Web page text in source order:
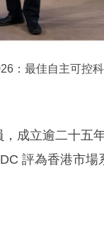
：最佳自主可控
成立逾二十五
評為香港市場